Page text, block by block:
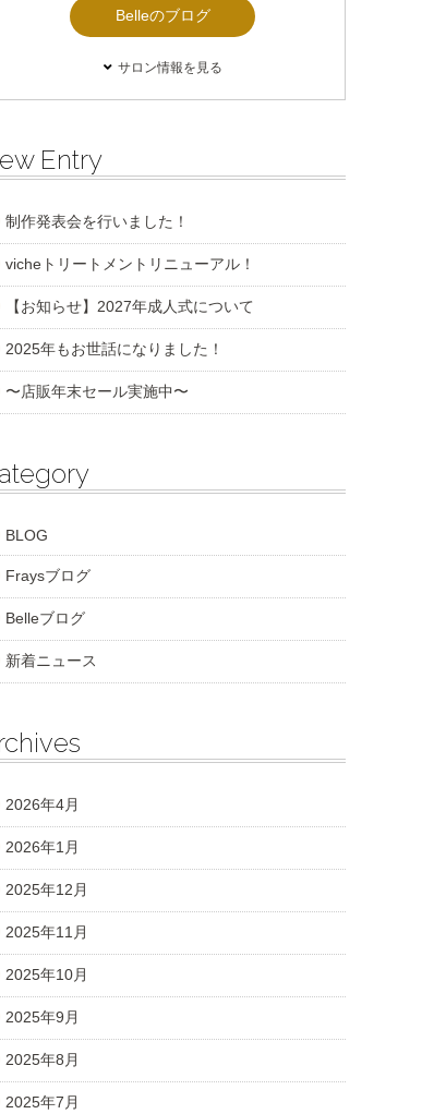
Belleのブログ
サロン情報を見る
Entry
制作発表会を行いました！
vicheトリートメントリニューアル！
【お知らせ】2027年成人式について
2025年もお世話になりました！
〜店販年末セール実施中〜
BLOG
Fraysブログ
Belleブログ
新着ニュース
2026年4月
2026年1月
2025年12月
2025年11月
2025年10月
2025年9月
2025年8月
2025年7月